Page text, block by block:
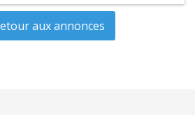
aux annonces